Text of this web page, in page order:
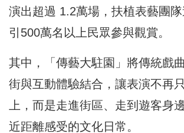
演出超過 1.2萬場，扶植表藝團
引500萬名以上民眾參與觀賞。
其中，「傳藝大駐園」將傳統戲
街與互動體驗結合，讓表演不再
上，而是走進街區、走到遊客身
近距離感受的文化日常。